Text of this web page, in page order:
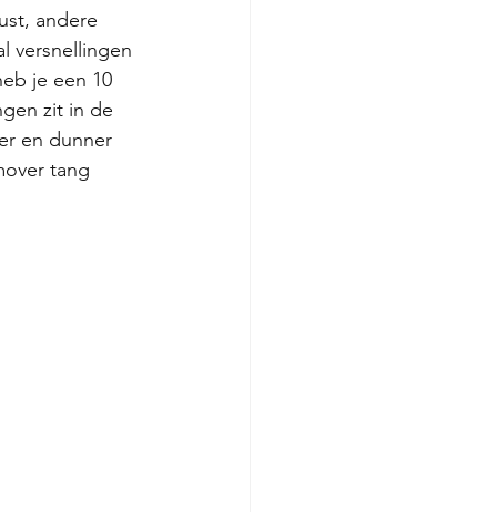
andere
versnellingen
je een 10
zit in de
en dunner
tang